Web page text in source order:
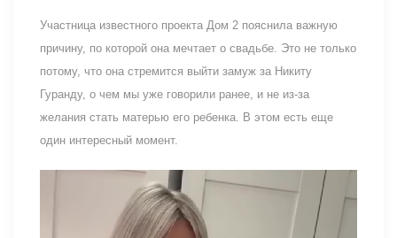
Участница известного проекта Дом 2 пояснила важную
причину, по которой она мечтает о свадьбе. Это не только
потому, что она стремится выйти замуж за Никиту
Гуранду, о чем мы уже говорили ранее, и не из-за
желания стать матерью его ребенка. В этом есть еще
один интересный момент.